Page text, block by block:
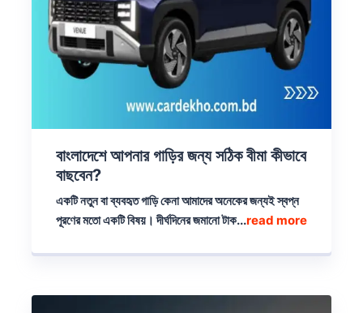
বাংলাদেশে আপনার গাড়ির জন্য সঠিক বীমা কীভাবে
বাছবেন?
একটি নতুন বা ব্যবহৃত গাড়ি কেনা আমাদের অনেকের জন্যই স্বপ্ন
পূরণের মতো একটি বিষয়। দীর্ঘদিনের জমানো টাক...read more